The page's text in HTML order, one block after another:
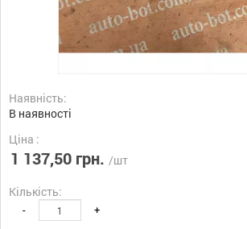
Наявність:
В наявності
Ціна :
1 137,50 грн. /шт
Кількість:
- +